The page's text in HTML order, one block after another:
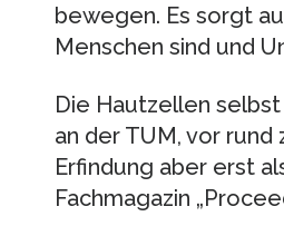
bewegen. Es sorgt
Menschen sind und
Die Hautzellen
an der TUM, vor
Erfindung aber erst
Fachmagazin